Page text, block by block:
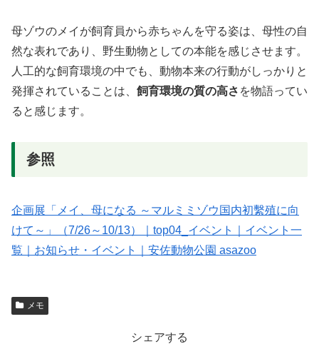
母ゾウのメイが飼育員から赤ちゃんを守る姿は、母性の自
然な表れであり、野生動物としての本能を感じさせます。
人工的な飼育環境の中でも、動物本来の行動がしっかりと
発揮されていることは、 飼育環境の質の高さ を物語ってい
ると感じます。
参照
企画展「メイ、母になる ～マルミミゾウ国内初繫殖に向
けて～」（7/26～10/13）｜top04_イベント｜イベント一
覧｜お知らせ・イベント｜安佐動物公園 asazoo
メモ
シェアする